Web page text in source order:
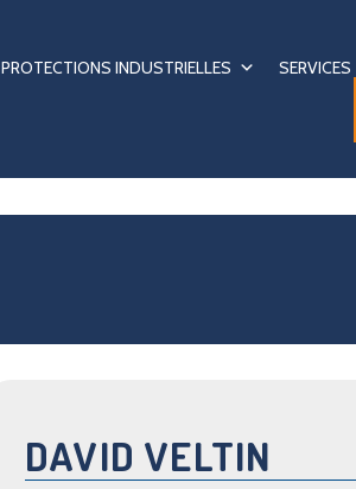
PROTECTIONS INDUSTRIELLES SERVICES
DAVID VELTIN